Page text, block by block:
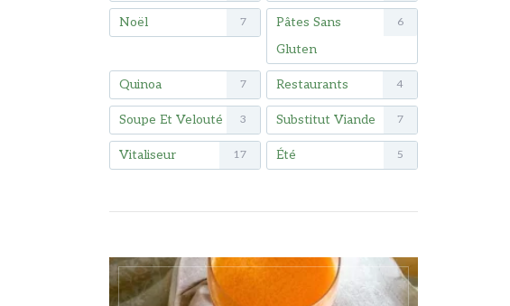
Noël 7
Pâtes Sans
Gluten
6
Quinoa 7 Restaurants 4
Soupe Et Velouté 3 Substitut Viande 7
Vitaliseur 17 Été 5